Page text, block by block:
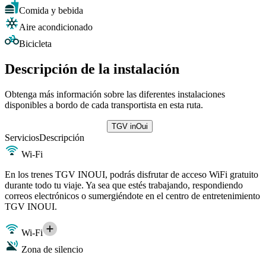
Comida y bebida
Aire acondicionado
Bicicleta
Descripción de la instalación
Obtenga más información sobre las diferentes instalaciones
disponibles a bordo de cada transportista en esta ruta.
TGV inOui
ServiciosDescripción
Wi-Fi
En los trenes TGV INOUI, podrás disfrutar de acceso WiFi gratuito
durante todo tu viaje. Ya sea que estés trabajando, respondiendo
correos electrónicos o sumergiéndote en el centro de entretenimiento
TGV INOUI.
Wi-Fi
Zona de silencio